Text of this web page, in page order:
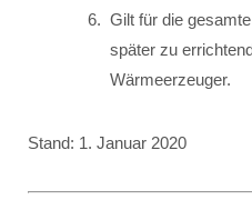
Gilt für die
später zu
Wärmeerzeuger.
Stand: 1. Januar 2020